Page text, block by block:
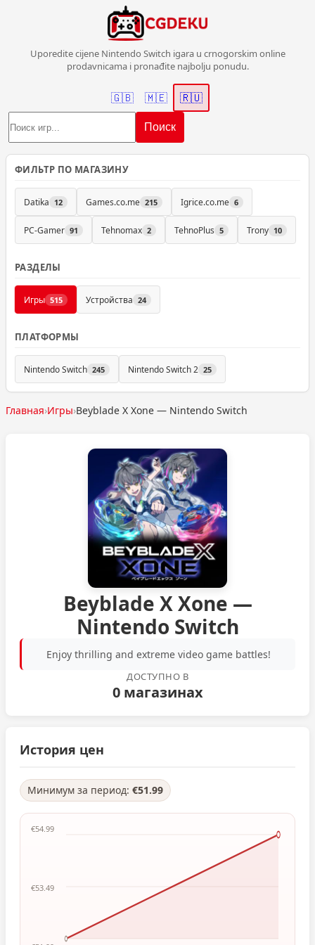
Uporedite cijene Nintendo Switch igara u crnogorskim online
prodavnicama i pronađite najbolju ponudu.
Поиск
🇬🇧 🇲🇪 🇷🇺
ФИЛЬТР ПО МАГАЗИНУ
Datika 12 Games.co.me 215 Igrice.co.me 6
PC-Gamer 91 Tehnomax 2 TehnoPlus 5 Trony 10
РАЗДЕЛЫ
Игры 515 Устройства 24
ПЛАТФОРМЫ
Nintendo Switch 245 Nintendo Switch 2 25
Главная›Игры›Beyblade X Xone — Nintendo Switch
Beyblade X Xone —
Nintendo Switch
Enjoy thrilling and extreme video game battles!
ДОСТУПНО В
0 магазинах
История цен
Минимум за период: €51.99
€54.99
€53.49